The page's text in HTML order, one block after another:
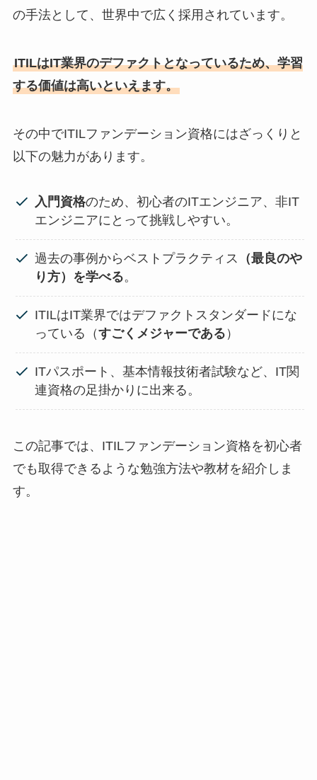
の手法として、世界中で広く採用されています。
ITILはIT業界のデファクトとなっているため、学習
する価値は高いといえます。
その中でITILファンデーション資格にはざっくりと
以下の魅力があります。
入門資格のため、初心者のITエンジニア、非IT
エンジニアにとって挑戦しやすい。
過去の事例からベストプラクティス
（最良のや
り方）を学べる。
ITILはIT業界ではデファクトスタンダードにな
っている（すごくメジャーである ）
ITパスポート、基本情報技術者試験など、IT関
連資格の足掛かりに出来る。
この記事では、ITILファンデーション資格を初心者
でも取得できるような勉強方法や教材を紹介しま
す。